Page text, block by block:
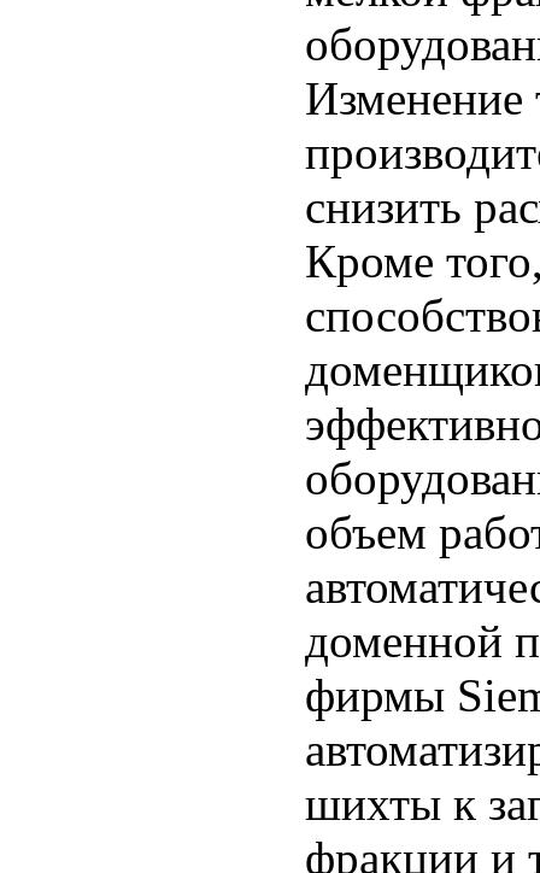
Изменение
снизить
Кроме
объем
доменной
фирмы
шихты к
фракции и